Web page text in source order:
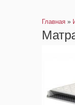
Главная »